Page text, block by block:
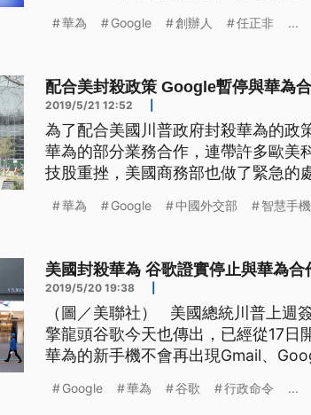
6.26 英吋液晶螢幕，搭配4個鏡頭，
華為 Google 創辦人 任正非 ...
配合美封殺政策 Google暫停與華為
2019/5/21 12:52
為了配合美國川普政府封殺華為的政
華為的部分業務合作，連帶許多歐美
技股重挫，美國商務部也做了緊急的
Gmail，YouTube等多款熱門App，
華為 Google 中國外交部 智慧手機
美國封殺華為 谷歌證實停止與華為合
2019/5/20 19:38
（圖／美聯社） 美國總統川普上週簽署行政命令，防堵華為進入美國企業，搜尋引
擎龍頭谷歌今天也傳出，已經從17日
華為的新手機不會再出現Gmail、
業系統。 美國總統川普上週三簽署
Google 華為 谷歌 行政命令 ...